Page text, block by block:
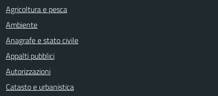
Agricoltura e pesca
Ambiente
Anagrafe e stato civile
Appalti pubblici
Autorizzazioni
Catasto e urbanistica